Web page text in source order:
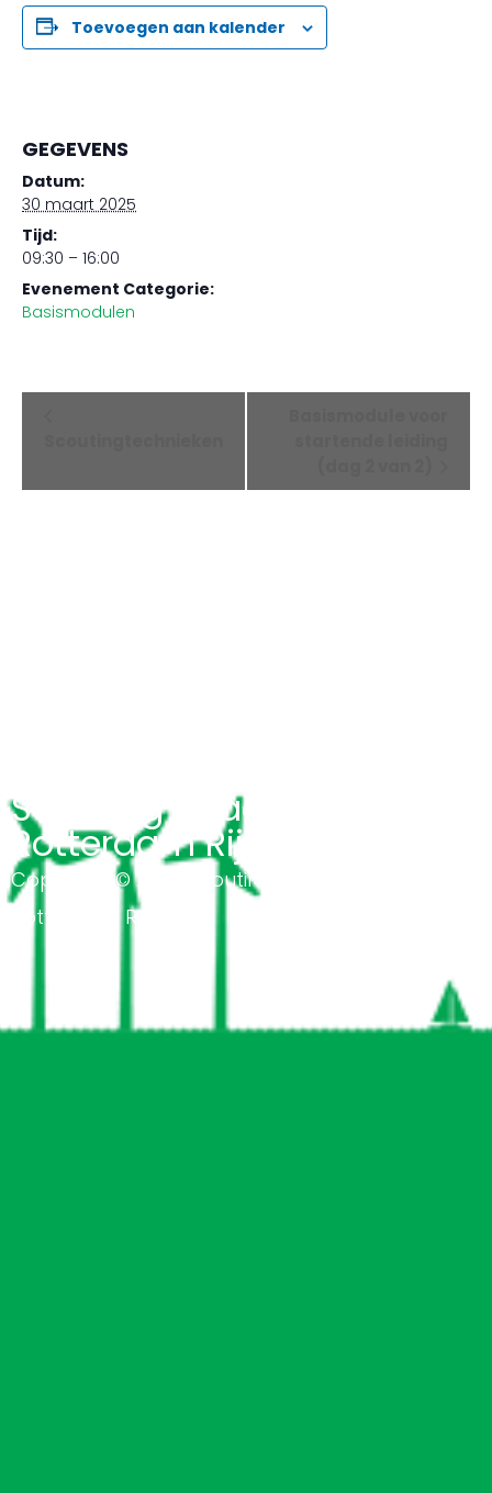
GEGEVENS
Datum:
30 maart 2025
Tijd:
09:30 – 16:00
Evenement Categorie:
Basismodulen
Toevoegen aan kalender
Scouting Academy
Rotterdam Rijnmond
Copyright © 2026 Scouting Academy
Rotterdam Rijnmond